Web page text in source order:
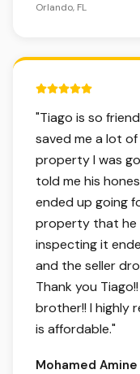
Orlando, FL
5 out of 5 stars.
"Tiago is so
saved me a lot
property I was
told me his
ended up going
property that he
inspecting it
and the seller
Thank you
brother!! I highly
is affordable."
Mohamed Amine